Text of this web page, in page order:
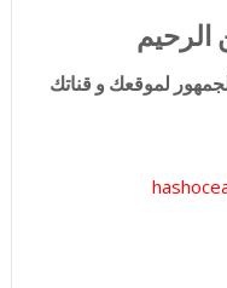
الرحيم
لموقعك و قناتك